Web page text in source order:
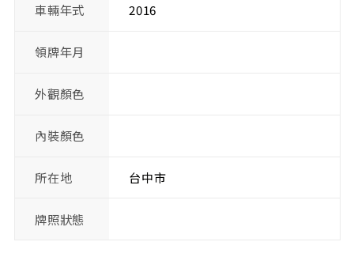
車輛年式 2016
領牌年月
外觀顏色
內裝顏色
所在地 台中市
牌照狀態